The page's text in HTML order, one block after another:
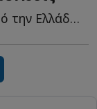
Ο Βραζιλιάνος άσος έχει φύγει από την Ελλάδα και τον Ο...